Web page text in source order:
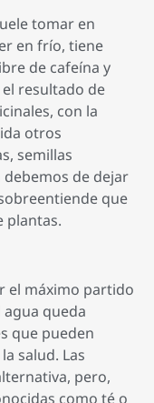
tomar en
en frío, tiene
de cafeína y
resultado de
con la
otros
semillas
de dejar
que
plantas.
el máximo partido
agua queda
que pueden
salud. Las
pero,
como té o